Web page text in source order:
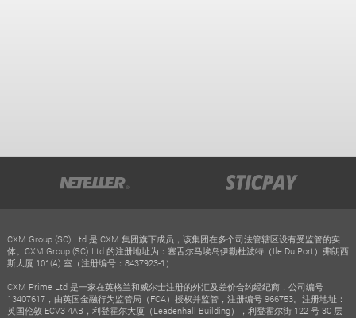
CXM Group (SC) Ltd 是 CXM 集团旗下成员，该集团在多个司法管辖区设有受监管的实
体。CXM Group (SC) Ltd 的注册地址为：塞舌尔马埃岛伊勒杜波特（Ile Du Port）弗朗西
斯大厦 101(A) 室（注册编号：8437923-1）
CXM Prime Ltd 是一家在英格兰和威尔士注册的外汇及差价合约经纪商，公司编号
13407617，由英国金融行为监管局（FCA）授权并监管，注册编号 966753。注册地址：
英国伦敦 ECV3 4AB，利登霍尔大厦（Leadenhall Building），利登霍尔街 122 号 30 层